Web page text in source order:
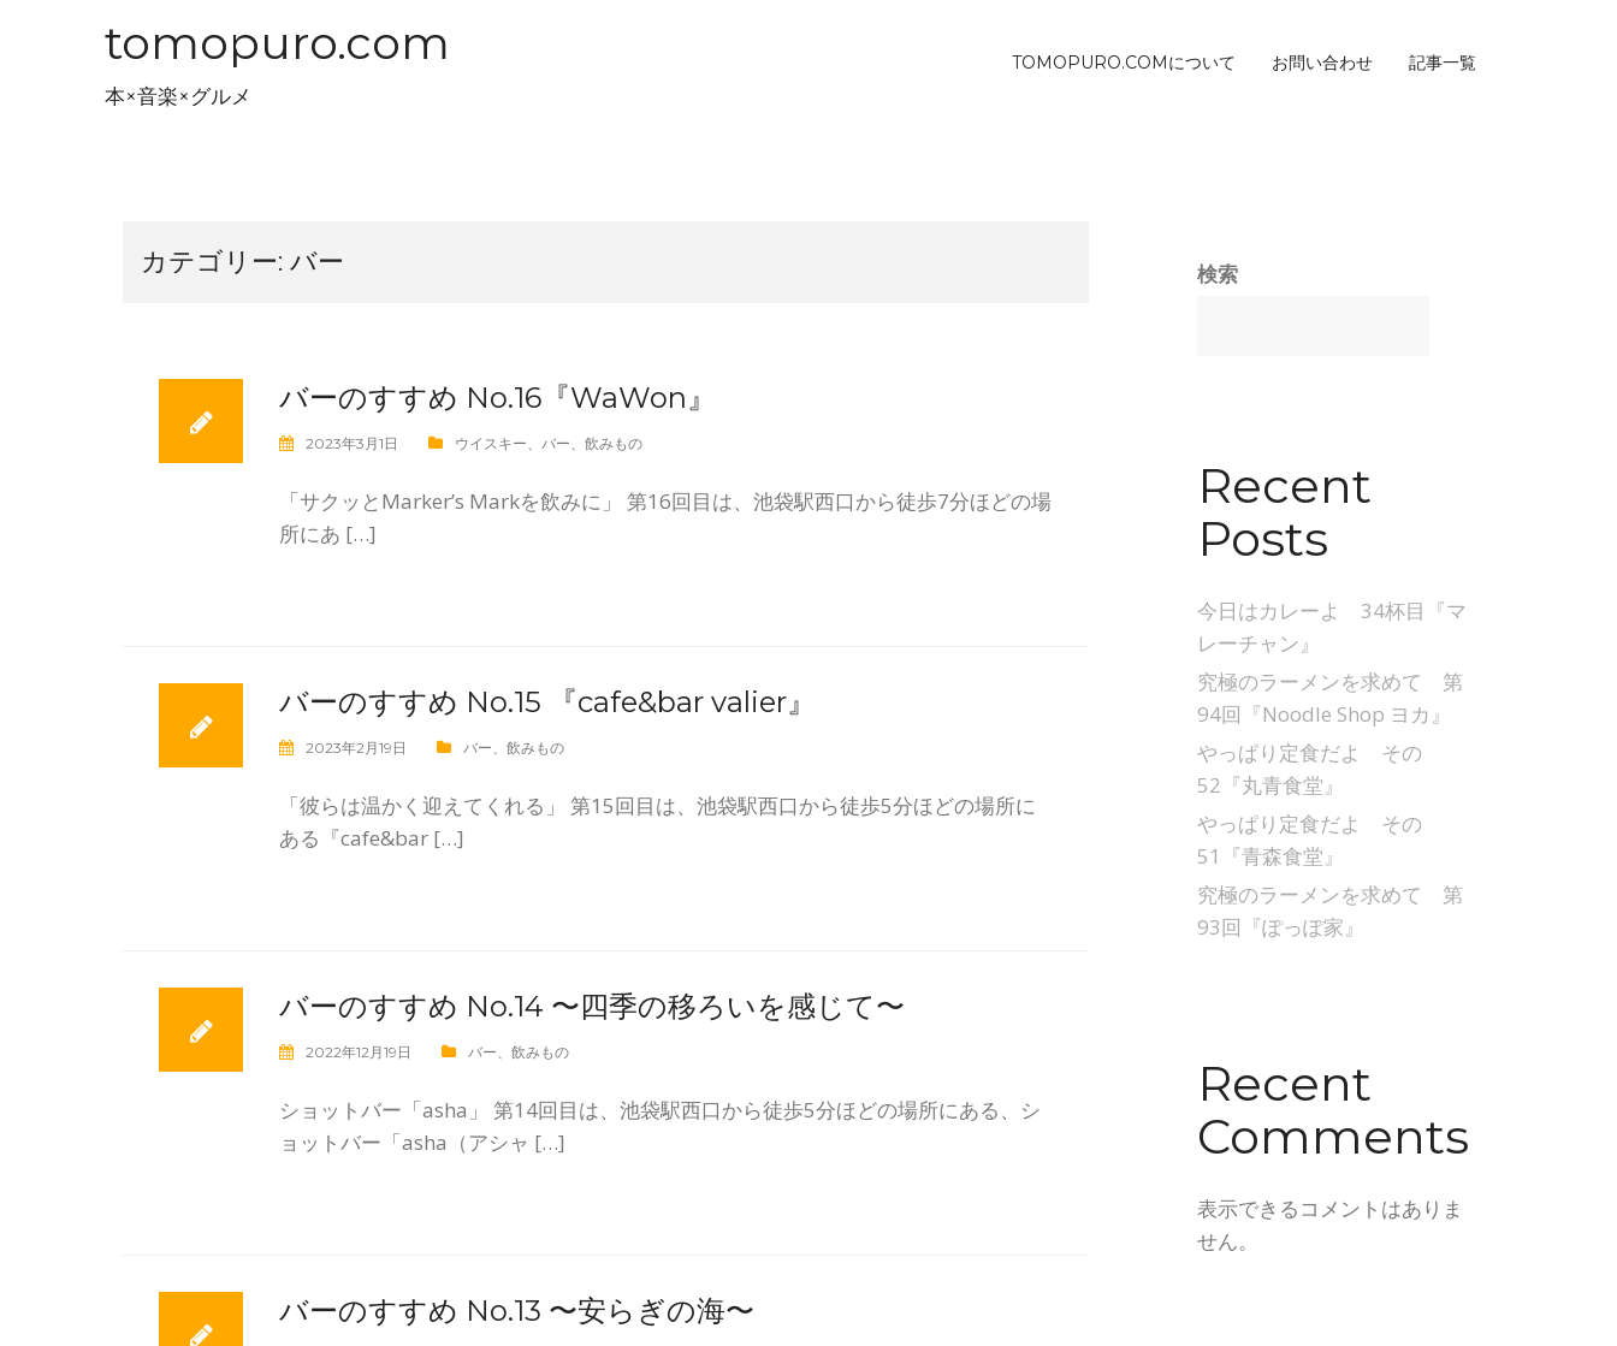
tomopuro.com
本×音楽×グルメ
TOMOPURO.COMについて お問い合わせ 記事一覧
カテゴリー: バー
バーのすすめ No.16『WaWon』
2023年3月1日 ウイスキー、 バー、 飲みもの
「サクッとMarker’s Markを飲みに」 第16回目は、池袋駅西口から徒歩7分ほどの場
所にあ […]
バーのすすめ No.15 『cafe&bar valier』
2023年2月19日 バー、 飲みもの
「彼らは温かく迎えてくれる」 第15回目は、池袋駅西口から徒歩5分ほどの場所に
ある『cafe&bar […]
バーのすすめ No.14 〜四季の移ろいを感じて〜
2022年12月19日 バー、 飲みもの
ショットバー「asha」 第14回目は、池袋駅西口から徒歩5分ほどの場所にある、シ
ョットバー「asha（アシャ […]
バーのすすめ No.13 〜安らぎの海〜
検索
Recent
Posts
今日はカレーよ 34杯目『マ
レーチャン』
究極のラーメンを求めて 第
94回『Noodle Shop ヨカ』
やっぱり定食だよ その
52『丸青食堂』
やっぱり定食だよ その
51『青森食堂』
究極のラーメンを求めて 第
93回『ぽっぽ家』
Recent
Comments
表示できるコメントはありま
せん。